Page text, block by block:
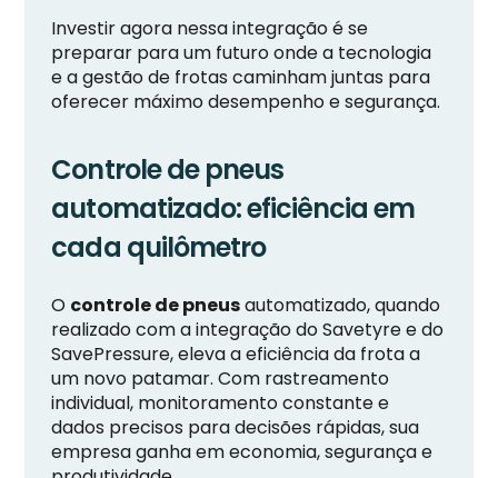
Investir agora nessa integração é se
preparar para um futuro onde a tecnologia
e a gestão de frotas caminham juntas para
oferecer máximo desempenho e segurança.
Controle de pneus
automatizado: eficiência em
cada quilômetro
O controle de pneusautomatizado, quando
realizado com a integração do Savetyre e do
SavePressure, eleva a eficiência da frota a
um novo patamar. Com rastreamento
individual, monitoramento constante e
dados precisos para decisões rápidas, sua
empresa ganha em economia, segurança e